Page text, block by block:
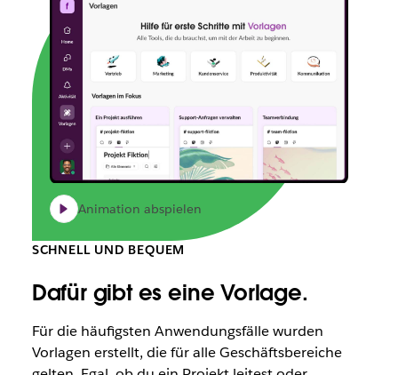
Animation abspielen
SCHNELL UND BEQUEM
Dafür gibt es eine Vorlage.
Für die häufigsten Anwendungsfälle wurden
Vorlagen erstellt, die für alle Geschäftsbereiche